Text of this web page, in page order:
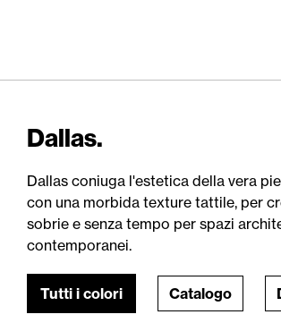
Dallas.
Dallas coniuga l'estetica della vera
con una morbida texture tattile, per
sobrie e senza tempo per spazi
contemporanei.
Tutti i colori Catalogo